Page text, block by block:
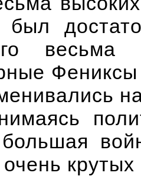
весьма
большая
крутых